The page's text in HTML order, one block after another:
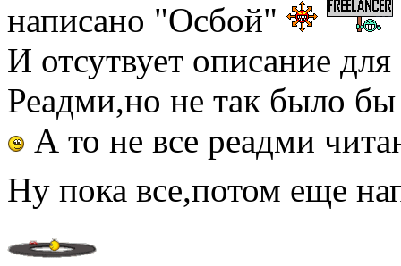
написано "Осбой"
И отсутвует описание
Реадми,но не так было бы
А то не все реадми
Ну пока все,потом еще